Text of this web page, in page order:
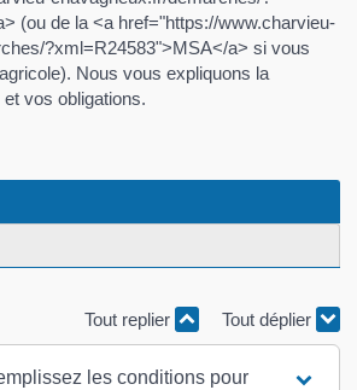
(ou de la <a href="https://www.charvieu-
?xml=R24583">MSA</a> si vous
Nous vous expliquons la
vos obligations.
Tout replier Tout déplier
les conditions pour